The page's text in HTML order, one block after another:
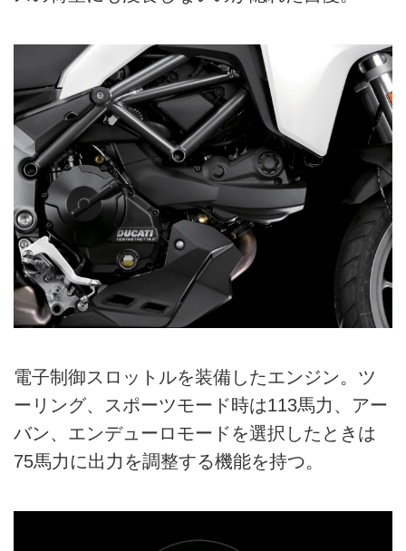
電子制御スロットルを装備したエンジン。ツ
ーリング、スポーツモード時は113馬力、アー
バン、エンデューロモードを選択したときは
75馬力に出力を調整する機能を持つ。